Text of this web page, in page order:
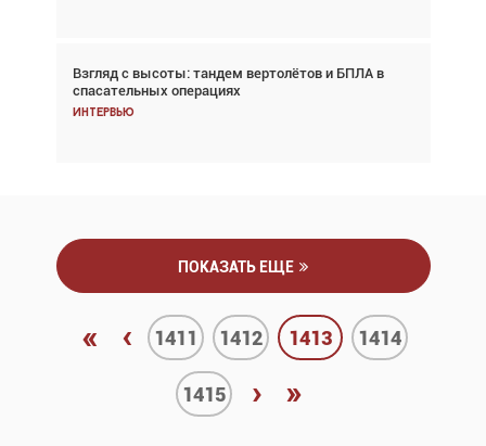
Взгляд с высоты: тандем вертолётов и БПЛА в
спасательных операциях
Интервью
Частный самолёт – это актив. Подходите к
покупке соответствующим образом
Интервью
ПОКАЗАТЬ ЕЩЕ
« ‹ 1411 1412 1413 1414
1415 › »